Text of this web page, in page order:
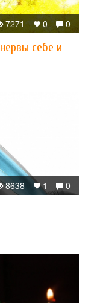
0
0
7271
себе и
0
1
8638